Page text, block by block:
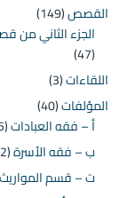
القصص(149)
الجزء الثاني من
(47)
اللقاءات(3)
المؤلفات(40)
أ – فقه العبادات(15)
ب – فقه الأسرة(2)
ت – قسم المواريث